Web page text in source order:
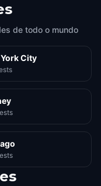
de todo o mundo
City